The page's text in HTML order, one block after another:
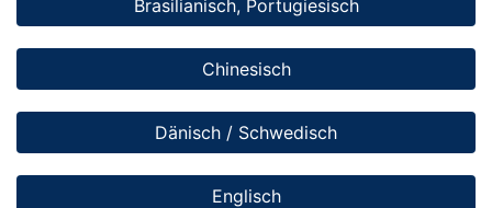
Brasilianisch, Portugiesisch
Chinesisch
Dänisch / Schwedisch
Englisch